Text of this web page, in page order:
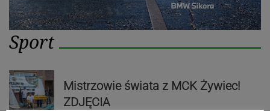
Sport
Mistrzowie świata z MCK Żywiec!
ZDJĘCIA